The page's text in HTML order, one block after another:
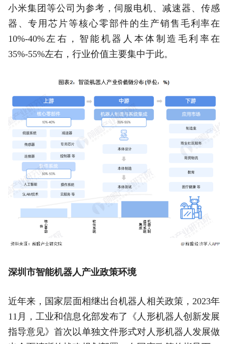
小米集团等公司为参考，伺服电机、减速器、传感
器、专用芯片等核心零部件的生产销售毛利率在
10%-40%左右，智能机器人本体制造毛利率在
35%-55%左右，行业价值主要集中于此。
深圳市智能机器人产业政策环境
近年来，国家层面相继出台机器人相关政策，2023年
11月，工业和信息化部发布了《人形机器人创新发展
指导意见》首次以单独文件形式对人形机器人发展做